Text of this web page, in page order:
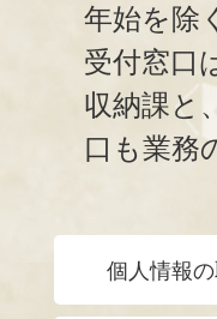
年始を除
受付窓口
収納課と
口も業務
個人情報